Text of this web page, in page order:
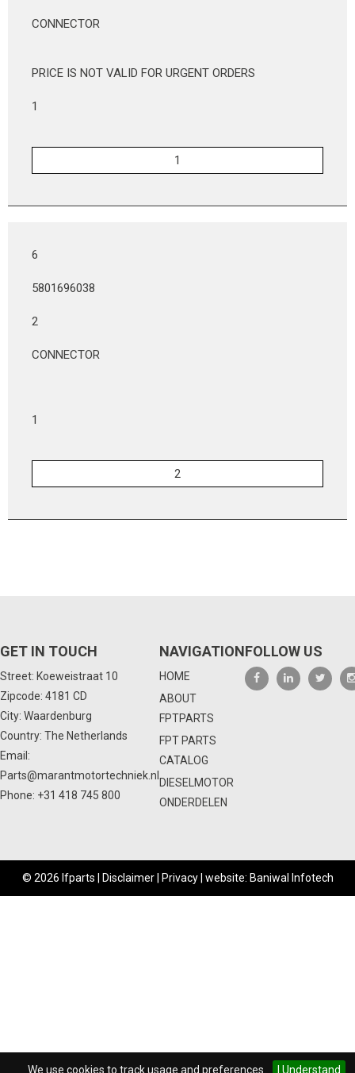
We use cookies to track usage and preferences. I Understand
CONNECTOR
PRICE IS NOT VALID FOR URGENT ORDERS
1
6
5801696038
2
CONNECTOR
1
GET IN TOUCH
Street: Koeweistraat 10
Zipcode: 4181 CD
City: Waardenburg
Country: The Netherlands
Email:
Parts@marantmotortechniek.nl
Phone: +31 418 745 800
NAVIGATION
HOME
ABOUT
FPTPARTS
FPT PARTS
CATALOG
DIESELMOTOR
ONDERDELEN
FOLLOW US
© 2026 Ifparts | Disclaimer| Privacy| website: Baniwal Infotech